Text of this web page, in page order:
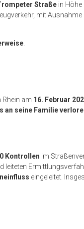
Straße in Höhe
mit
.
am 16. Februar
an seine Familie
Kontrollen im
leiteten
eingeleitet.